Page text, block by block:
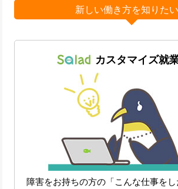
新しい働き方を知りたい
カスタマイズ就
障害をお持ちの方の「こんな仕事を